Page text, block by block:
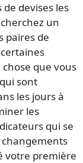
de devises les
un
paires de
que vous
sont
les jours à
les
qui se
votre première